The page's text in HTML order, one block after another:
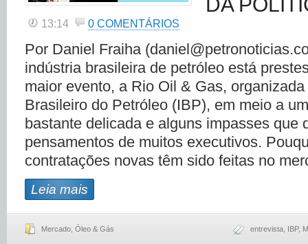
13:14 0 COMENTÁRIOS
Por Daniel Fraiha
indústria brasileira de petróleo está
maior evento, a Rio Oil & Gas,
Brasileiro do Petróleo (IBP), em meio a
bastante delicada e alguns impasses que
pensamentos de muitos executivos.
contratações novas têm sido feitas no
Leia mais
Mercado Óleo & Gás entrevista IBP,